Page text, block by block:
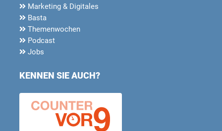
Marketing & Digitales
Basta
Themenwochen
Podcast
Jobs
KENNEN SIE AUCH?